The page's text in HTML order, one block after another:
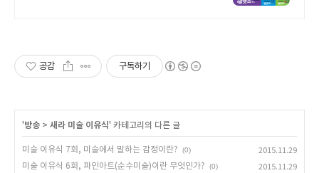
공감 구독하기
'방송 > 새라 미술 이유식' 카테고리의 다른 글
미술 이유식 7회, 미술에서 말하는 감정이란? (0)
2015.11.29
미술 이유식 6회, 파인아트(순수미술)이란 무엇인가?
(0)
2015.11.29